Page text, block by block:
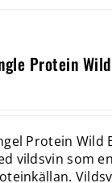
Protein
Protein Wild
vildsvin som